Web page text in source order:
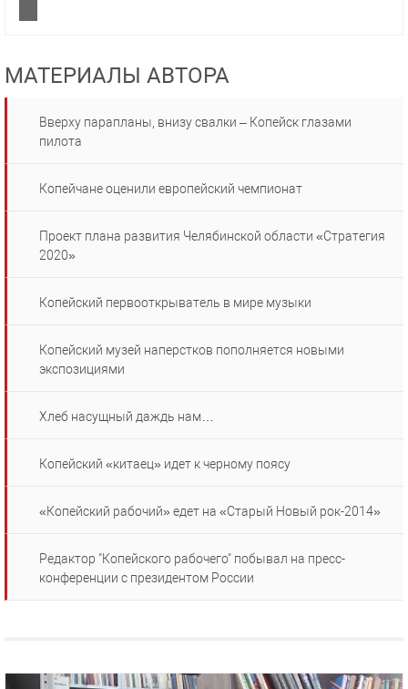
МАТЕРИАЛЫ АВТОРА
Вверху парапланы, внизу свалки – Копейск глазами
пилота
Копейчане оценили европейский чемпионат
Проект плана развития Челябинской области «Стратегия
2020»
Копейский первооткрыватель в мире музыки
Копейский музей наперстков пополняется новыми
экспозициями
Хлеб насущный даждь нам…
Копейский «китаец» идет к черному поясу
«Копейский рабочий» едет на «Старый Новый рок-2014»
Редактор "Копейского рабочего" побывал на пресс-
конференции с президентом России